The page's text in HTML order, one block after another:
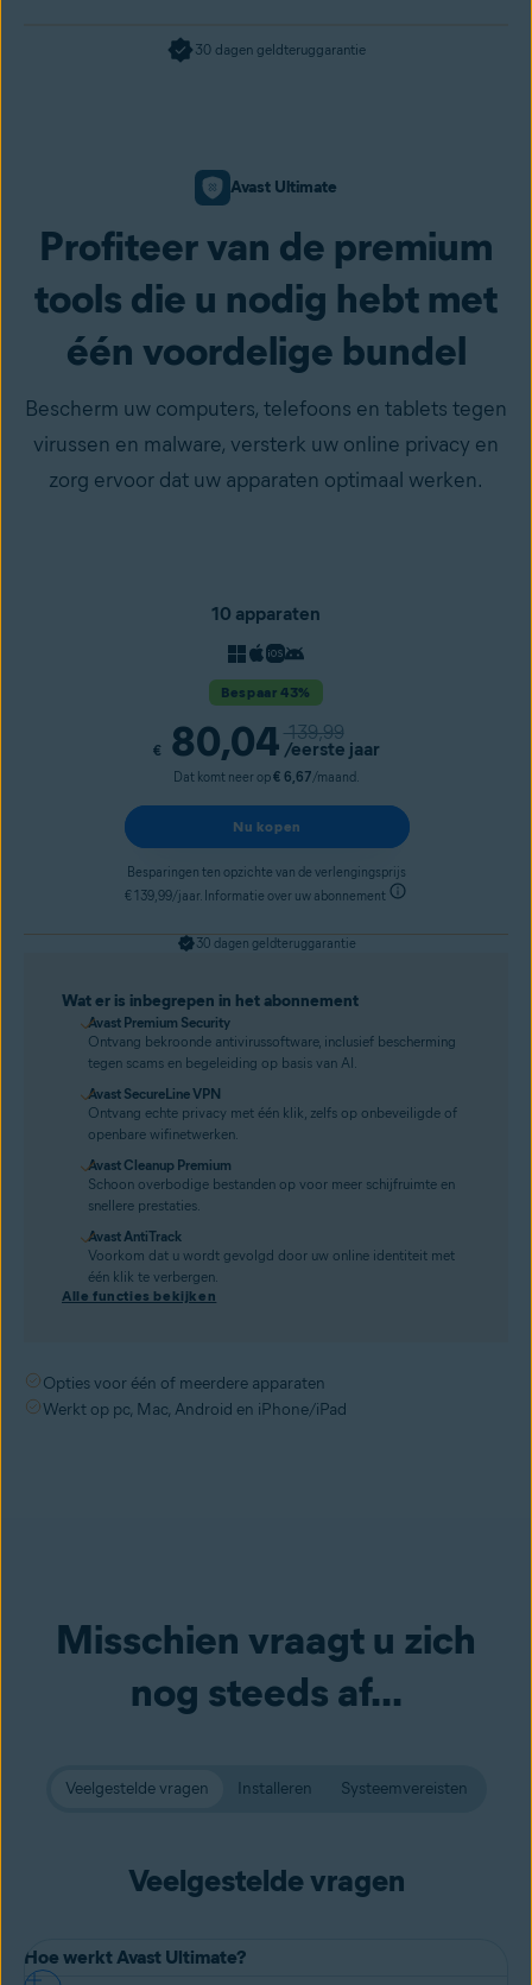
30 dagen geldteruggarantie
Avast Ultimate
Profiteer van de premium
tools die u nodig hebt met
één voordelige bundel
Bescherm uw computers, telefoons en tablets tegen
virussen en malware, versterk uw online privacy en
zorg ervoor dat uw apparaten optimaal werken.
Wat er is inbegrepen in het abonnement
Avast Premium Security
Ontvang bekroonde antivirussoftware, inclusief bescherming
tegen scams en begeleiding op basis van AI.
Avast SecureLine VPN
Ontvang echte privacy met één klik, zelfs op onbeveiligde of
openbare wifinetwerken.
Avast Cleanup Premium
Schoon overbodige bestanden op voor meer schijfruimte en
snellere prestaties.
Avast AntiTrack
Voorkom dat u wordt gevolgd door uw online identiteit met
één klik te verbergen.
Alle functies bekijken
10 apparaten
Bespaar 43%
€ 80,04 139,99
/eerste jaar
Dat komt neer op€ 6,67/maand.
Nu kopen
Besparingen ten opzichte van de verlengingsprijs
€ 139,99/jaar. Informatie over uw abonnement
30 dagen geldteruggarantie
Opties voor één of meerdere apparaten
Werkt op pc, Mac, Android en iPhone/iPad
Misschien vraagt u zich
nog steeds af...
Veelgestelde vragen Installeren Systeemvereisten
Veelgestelde vragen
Hoe werkt Avast Ultimate?